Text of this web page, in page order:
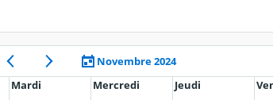
Novembre 2024
Mardi Mercredi Jeudi